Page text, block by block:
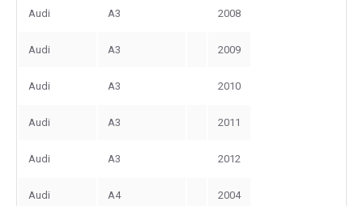
Audi A3 2008
Audi A3 2009
Audi A3 2010
Audi A3 2011
Audi A3 2012
Audi A4 2004